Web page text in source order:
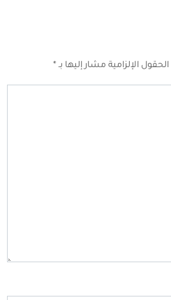
الحقول الإلزامية مشار إليها بـ *